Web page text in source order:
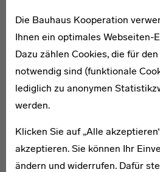
Die Bauhaus Kooperation
Ihnen ein optimales Webseiten-
Dazu zählen Cookies, die für
notwendig sind (funktionale
lediglich zu anonymen
werden.
Klicken Sie auf „Alle
akzeptieren. Sie können Ihr
ändern und widerrufen. Dafür
Ulrich Müther
1934–2007